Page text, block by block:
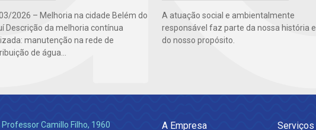
2026 – Melhoria na cidade Belém do
Descrição da melhoria contínua
manutenção na rede de
de água...
A atuação social e ambientalmente
responsável faz parte da nossa história e
do nosso propósito.
Professor Camillo Filho, 1960 A Empresa Serviços